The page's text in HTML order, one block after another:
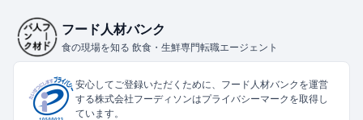
フード人材バンク
食の現場を知る 飲食・生鮮専門転職エージェント
安心してご登録いただくために、フード人材バンクを運営
する株式会社フーディソンはプライバシーマークを取得し
ています。